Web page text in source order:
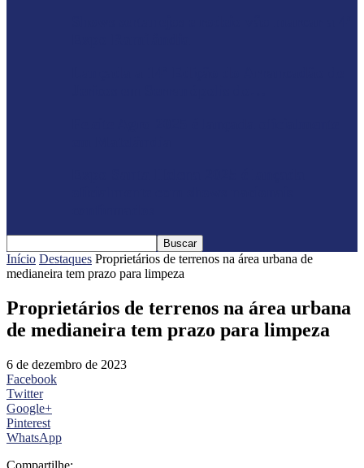
Início Destaques Proprietários de terrenos na área urbana de
medianeira tem prazo para limpeza
Proprietários de terrenos na área urbana
de medianeira tem prazo para limpeza
6 de dezembro de 2023
Facebook
Twitter
Google+
Pinterest
WhatsApp
Compartilhe: